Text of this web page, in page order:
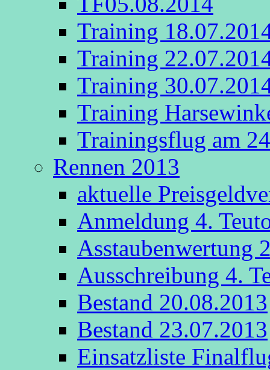
Training
Training
Training
Training
Trainingsflug am
Rennen 2013
aktuelle
Anmeldung 4.
Asstaubenwertung
Ausschreibung 4.
Bestand 20.08.2013
Bestand 23.07.2013
Einsatzliste